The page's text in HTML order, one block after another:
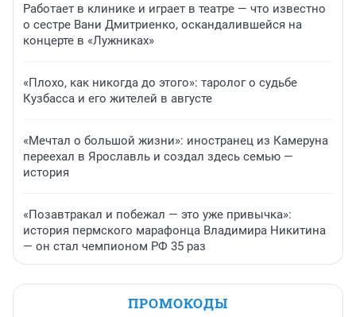
Работает в клинике и играет в театре — что известно
о сестре Вани Дмитриенко, оскандалившейся на
концерте в «Лужниках»
«Плохо, как никогда до этого»: таролог о судьбе
Кузбасса и его жителей в августе
«Мечтал о большой жизни»: иностранец из Камеруна
переехал в Ярославль и создал здесь семью —
история
«Позавтракал и побежал — это уже привычка»:
история пермского марафонца Владимира Никитина
— он стал чемпионом РФ 35 раз
ПРОМОКОДЫ